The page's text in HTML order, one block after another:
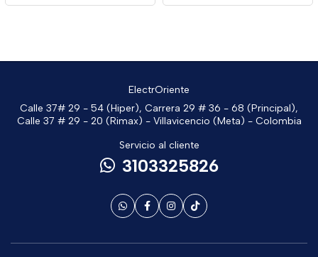
ElectrOriente
Calle 37# 29 - 54 (Hiper), Carrera 29 # 36 - 68 (Principal),
Calle 37 # 29 - 20 (Rimax) - Villavicencio (Meta) - Colombia
Servicio al cliente
3103325826